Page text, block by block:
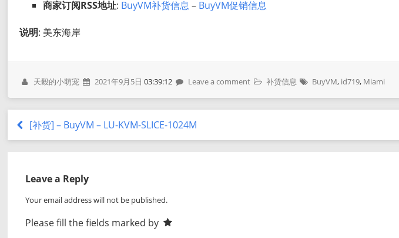
商家订阅RSS地址: BuyVM补货信息 – BuyVM促销信息
说明: 美东海岸
天毅的小萌宠 2021年9月5日 03:39:12 Leave a comment 补货信息 BuyVM, id719, Miami
[补货] – BuyVM – LU-KVM-SLICE-1024M
Leave a Reply
Your email address will not be published.
Please fill the fields marked by